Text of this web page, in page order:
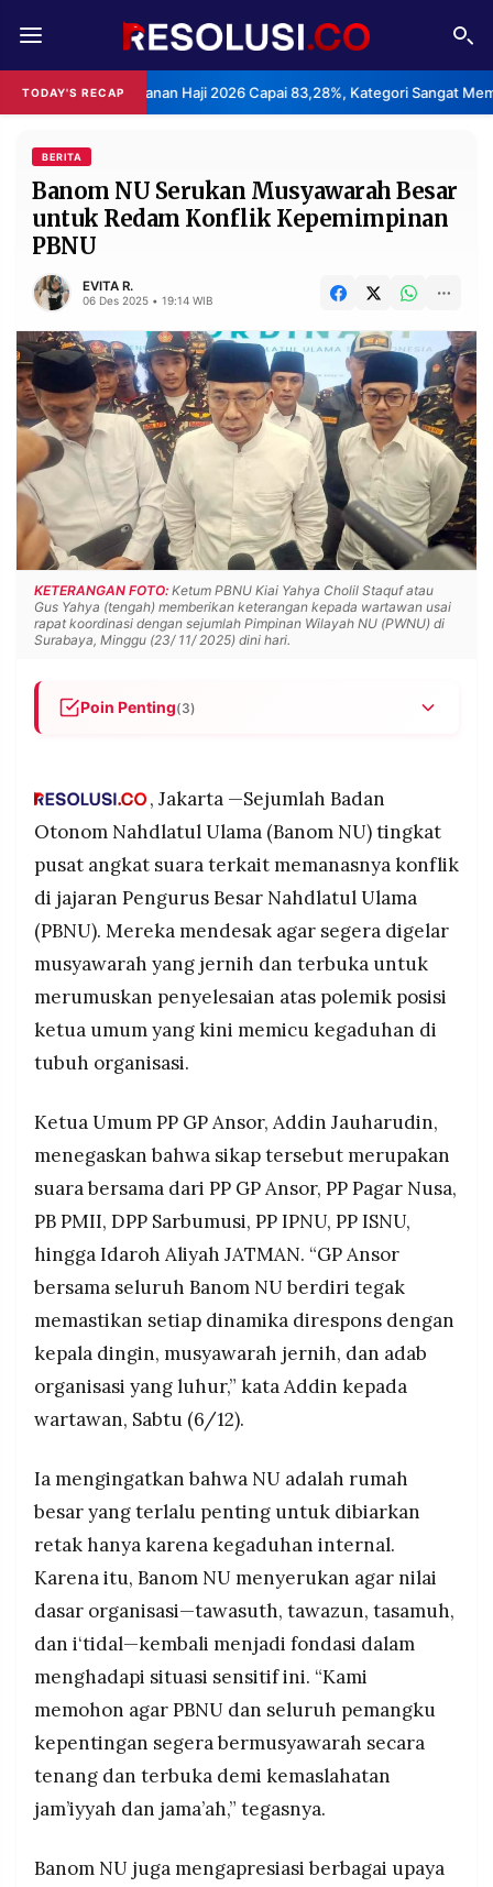
TODAY'S RECAP
Layanan Haji 2026 Capai 83,28%, Kategori Sangat Memuaskan.
REDAKSI TENTANG
RESOLUSI IKLAN
RUBRIKASI
EDITORIAL
FINANSIA PERSONA
DAERAH NASIONAL
SPORT
INFORMASI
PRIVACY
POLICY
BERITA
WARGA
INFORMASI
IKLAN
KIRIM
TULISAN
PENGADUAN TERM
OF
SERVICE
IKUTI
PT.
MEDIA
Resolusi.co
-
PT.
MEDIA
BERITA
Banom NU Serukan Musyawarah Besar
untuk Redam Konflik Kepemimpinan
PBNU
EVITA R.
06 Des 2025 • 19:14 WIB
KETERANGAN FOTO: Ketum PBNU Kiai Yahya Cholil Staquf atau
Gus Yahya (tengah) memberikan keterangan kepada wartawan usai
rapat koordinasi dengan sejumlah Pimpinan Wilayah NU (PWNU) di
Surabaya, Minggu (23/ 11/ 2025) dini hari.
Poin Penting(3)
menyelesaikan konflik kepemimpinan yang
Syuriyah yang meminta Gus Yahya mundur
beredar, disusul surat edaran yang menyatakan
dirinya diberhentikan; Gus Yahya menolak dan
melakukan pencopotan pejabat internal.
Banom NU meminta seluruh pihak kembali pada
nilai dasar NU serta memastikan persatuan
jam’iyyah tetap terjaga di tengah eskalasi konflik.
, Jakarta —Sejumlah Badan
Otonom Nahdlatul Ulama (Banom NU) tingkat
pusat angkat suara terkait memanasnya konflik
di jajaran Pengurus Besar Nahdlatul Ulama
(PBNU). Mereka mendesak agar segera digelar
musyawarah yang jernih dan terbuka untuk
merumuskan penyelesaian atas polemik posisi
ketua umum yang kini memicu kegaduhan di
tubuh organisasi.
Ketua Umum PP GP Ansor, Addin Jauharudin,
menegaskan bahwa sikap tersebut merupakan
suara bersama dari PP GP Ansor, PP Pagar Nusa,
PB PMII, DPP Sarbumusi, PP IPNU, PP ISNU,
hingga Idaroh Aliyah JATMAN. “GP Ansor
bersama seluruh Banom NU berdiri tegak
memastikan setiap dinamika direspons dengan
kepala dingin, musyawarah jernih, dan adab
organisasi yang luhur,” kata Addin kepada
wartawan, Sabtu (6/12).
Ia mengingatkan bahwa NU adalah rumah
besar yang terlalu penting untuk dibiarkan
retak hanya karena kegaduhan internal.
Karena itu, Banom NU menyerukan agar nilai
dasar organisasi—tawasuth, tawazun, tasamuh,
dan i‘tidal—kembali menjadi fondasi dalam
menghadapi situasi sensitif ini. “Kami
memohon agar PBNU dan seluruh pemangku
kepentingan segera bermusyawarah secara
tenang dan terbuka demi kemaslahatan
jam’iyyah dan jama’ah,” tegasnya.
Banom NU juga mengapresiasi berbagai upaya